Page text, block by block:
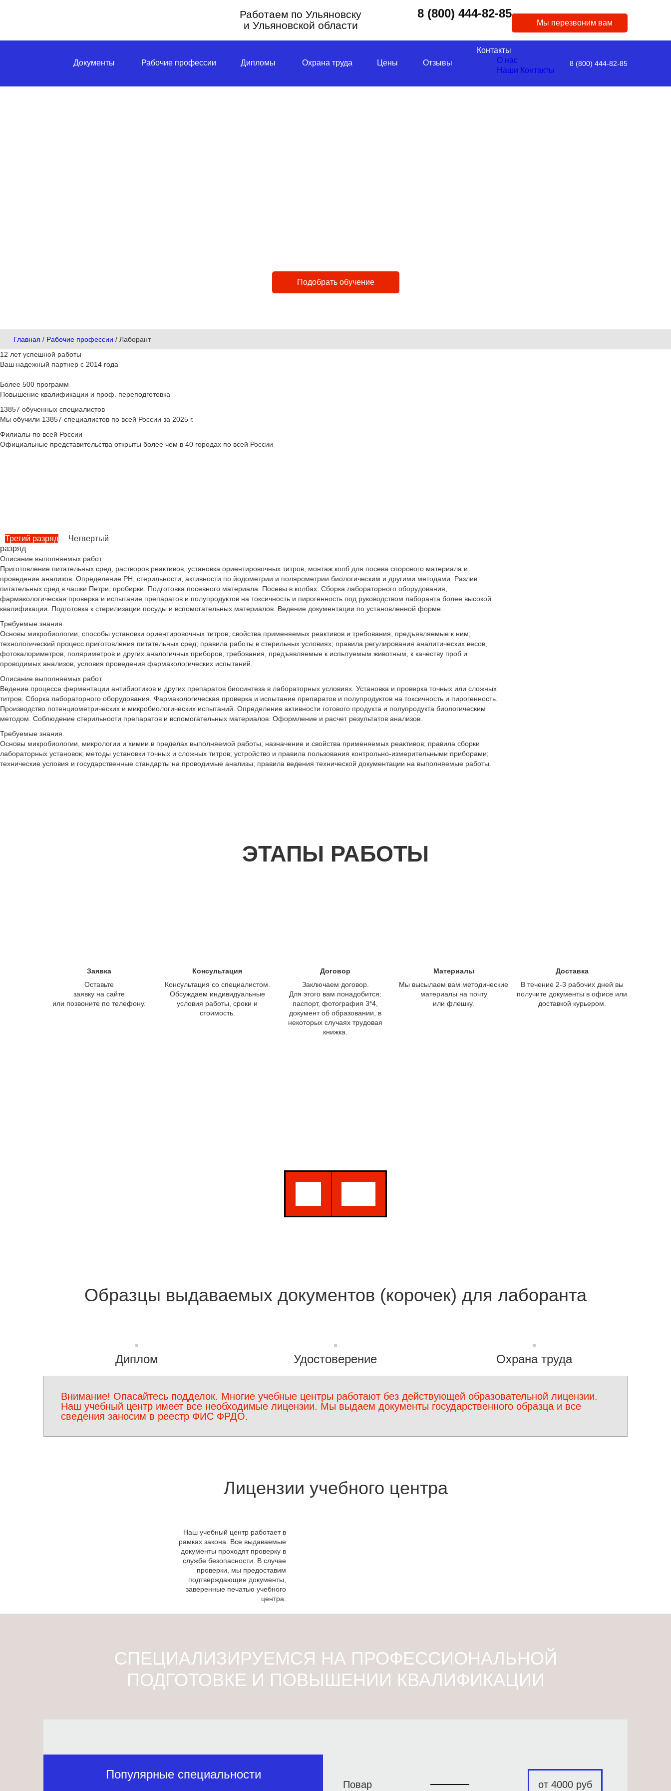
Работаем по Ульяновску
и Ульяновской области
8 (800) 444-82-85
Мы перезвоним вам
Документы Рабочие профессии Дипломы Охрана труда Цены Отзывы
Контакты
О нас
Наши Контакты
8 (800) 444-82-85
Подобрать обучение
Главная / Рабочие профессии / Лаборант
12 лет успешной работы
Ваш надежный партнер с 2014 года
Более 500 программ
Повышение квалификации и проф. переподготовка
13857 обученных специалистов
Мы обучили 13857 специалистов по всей России за 2025 г.
Филиалы по всей России
Официальные представительства открыты более чем в 40 городах по всей России
Третий разряд
Четвертый
разряд
Описание выполняемых работ.
Приготовление питательных сред, растворов реактивов, установка ориентировочных титров, монтаж колб для посева спорового материала и
проведение анализов. Определение РН, стерильности, активности по йодометрии и полярометрии биологическим и другими методами. Разлив
питательных сред в чашки Петри, пробирки. Подготовка посевного материала. Посевы в колбах. Сборка лабораторного оборудования,
фармакологическая проверка и испытание препаратов и полупродуктов на токсичность и пирогенность под руководством лаборанта более высокой
квалификации. Подготовка к стерилизации посуды и вспомогательных материалов. Ведение документации по установленной форме.
Требуемые знания.
Основы микробиологии; способы установки ориентировочных титров; свойства применяемых реактивов и требования, предъявляемые к ним;
технологический процесс приготовления питательных сред; правила работы в стерильных условиях; правила регулирования аналитических весов,
фотокалориметров, поляриметров и других аналогичных приборов; требования, предъявляемые к испытуемым животным, к качеству проб и
проводимых анализов; условия проведения фармакологических испытаний.
Описание выполняемых работ.
Ведение процесса ферментации антибиотиков и других препаратов биосинтеза в лабораторных условиях. Установка и проверка точных или сложных
титров. Сборка лабораторного оборудования. Фармакологическая проверка и испытание препаратов и полупродуктов на токсичность и пирогенность.
Производство потенциометрических и микробиологических испытаний. Определение активности готового продукта и полупродукта биологическим
методом. Соблюдение стерильности препаратов и вспомогательных материалов. Оформление и расчет результатов анализов.
Требуемые знания.
Основы микробиологии, микрологии и химии в пределах выполняемой работы; назначение и свойства применяемых реактивов; правила сборки
лабораторных установок; методы установки точных и сложных титров; устройство и правила пользования контрольно-измерительными приборами;
технические условия и государственные стандарты на проводимые анализы; правила ведения технической документации на выполняемые работы.
ЭТАПЫ РАБОТЫ
Заявка
Оставьте
заявку на сайте
или позвоните по телефону.
Консультация
Консультация со специалистом.
Обсуждаем индивидуальные
условия работы, сроки и
стоимость.
Договор
Заключаем договор.
Для этого вам понадобится:
паспорт, фотография 3*4,
документ об образовании, в
некоторых случаях трудовая
книжка.
Материалы
Мы высылаем вам методические
материалы на почту
или флешку.
Доставка
В течение 2-3 рабочих дней вы
получите документы в офисе или
доставкой курьером.
Образцы выдаваемых документов (корочек) для лаборанта
Диплом Удостоверение Охрана труда
Внимание! Опасайтесь подделок. Многие учебные центры работают без действующей образовательной лицензии.
Наш учебный центр имеет все необходимые лицензии. Мы выдаем документы государственного образца и все
сведения заносим в реестр ФИС ФРДО.
Лицензии учебного центра
Наш учебный центр работает в
рамках закона. Все выдаваемые
документы проходят проверку в
службе безопасности. В случае
проверки, мы предоставим
подтверждающие документы,
заверенные печатью учебного
центра.
СПЕЦИАЛИЗИРУЕМСЯ НА ПРОФЕССИОНАЛЬНОЙ
ПОДГОТОВКЕ И ПОВЫШЕНИИ КВАЛИФИКАЦИИ
Популярные специальности
Повар от 4000 руб